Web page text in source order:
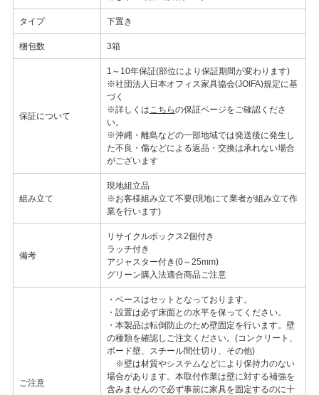
タイプ 下置き
梱包数 3箱
保証について
1～10年保証(部位により保証期間が変わります)
※社団法人日本オフィス家具協会(JOIFA)規定に基
づく
※詳しくは こちらの保証ページをご確認くださ
い。
※沖縄・離島などの一部地域では発送後に発生し
た不良・傷などによる返品・交換は承れない場合
がございます
組み立て
現地組立品
※お客様組み立て不要(現地にて業者が組み立て作
業を行います)
備考
リサイクルボックス2個付き
ラッチ付き
アジャスター付き(0～25mm)
グリーン購入法適合商品ご注意
ご注意
・ベースはセットとなっております。
・設置は必ず床面との水平を保ってください。
・本製品は転倒防止のため壁固定を行います。壁
の種類を確認しご注文ください。(コンクリート、
ボード壁、スチール間仕切り、その他)
※壁は材質やシステムなどにより保持力のない
場合があります。本取付作業は壁に対する補強を
含みませんので必ず事前に家具を固定するのに十